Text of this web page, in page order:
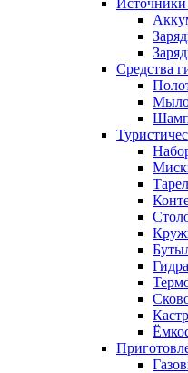
Средства